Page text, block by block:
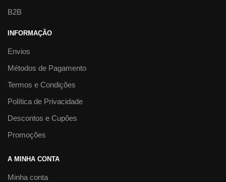
B2B
INFORMAÇÃO
Envios
Métodos de Pagamento
Termos e Condições
Política de Privacidade
Descontos e Cupões
Promoções
A MINHA CONTA
Minha conta